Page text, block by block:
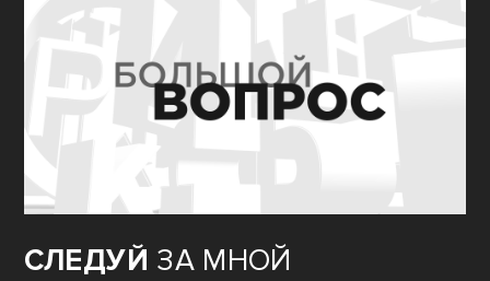
СЛЕДУЙ ЗА МНОЙ